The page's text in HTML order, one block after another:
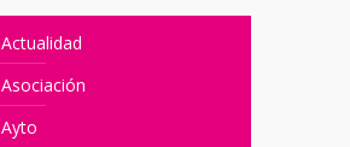
Actualidad
Asociación
Ayto